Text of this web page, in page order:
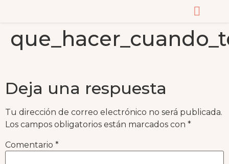
Deja una respuesta
Tu dirección de correo electrónico no será publicada.
Los campos obligatorios están marcados con *
Comentario *